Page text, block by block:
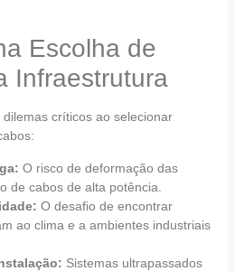
Escolha de
Infraestrutura
críticos ao selecionar
O risco de deformação das
de cabos de alta potência.
O desafio de encontrar
ao clima e a ambientes industriais
Sistemas ultrapassados